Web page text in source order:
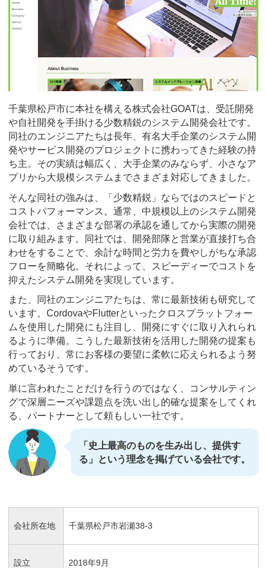
千葉県松戸市に本社を構える株式会社GOATは、受託開発
や自社開発を手掛ける少数精鋭のシステム開発会社です。
同社のエンジニアたちは長年、有名大手企業のシステム開
発やサービス開発のプロジェクトに携わってきた経験の持
ち主。その実績は幅広く、大手企業のみならず、小さなア
プリから大規模システムまでさまざま対応してきました。
そんな同社の強みは、「少数精鋭」ならではのスピードと
コストパフォーマンス。通常、中規模以上のシステム開発
会社では、さまざまな部署の承認を通してから実際の開発
に取り組みます。同社では、開発部隊と営業が直接打ち合
わせをすることで、余計な時間と労力を費やしがちな承認
フローを簡略化。それによって、スピーディーでコストを
抑えたシステム開発を実現しています。
また、同社のエンジニアたちは、常に最新技術も研究して
います。CordovaやFlutterといったクロスプラットフォー
ムを使用した開発にも注目し、開発にすぐに取り入れられ
るように準備。こうした最新技術を活用した開発の提案も
行っており、常にお客様の要望に柔軟に応えられるよう努
めているそうです。
単に言われたことだけを行うのではなく、コンサルティン
グで深層ニーズや課題点を洗い出し的確な提案をしてくれ
る、パートナーとして頼もしい一社です。
「史上最高のものを生み出し、提供す
る」という理念を掲げている会社です。
会社所在地 千葉県松戸市岩瀬38-3
設立 2018年9月